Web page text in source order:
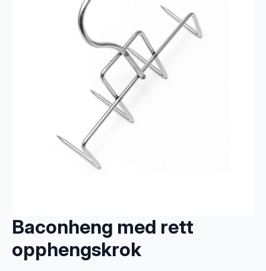
Baconheng med rett
opphengskrok